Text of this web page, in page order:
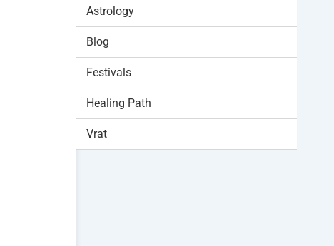
Astrology
Blog
Festivals
Healing Path
Vrat